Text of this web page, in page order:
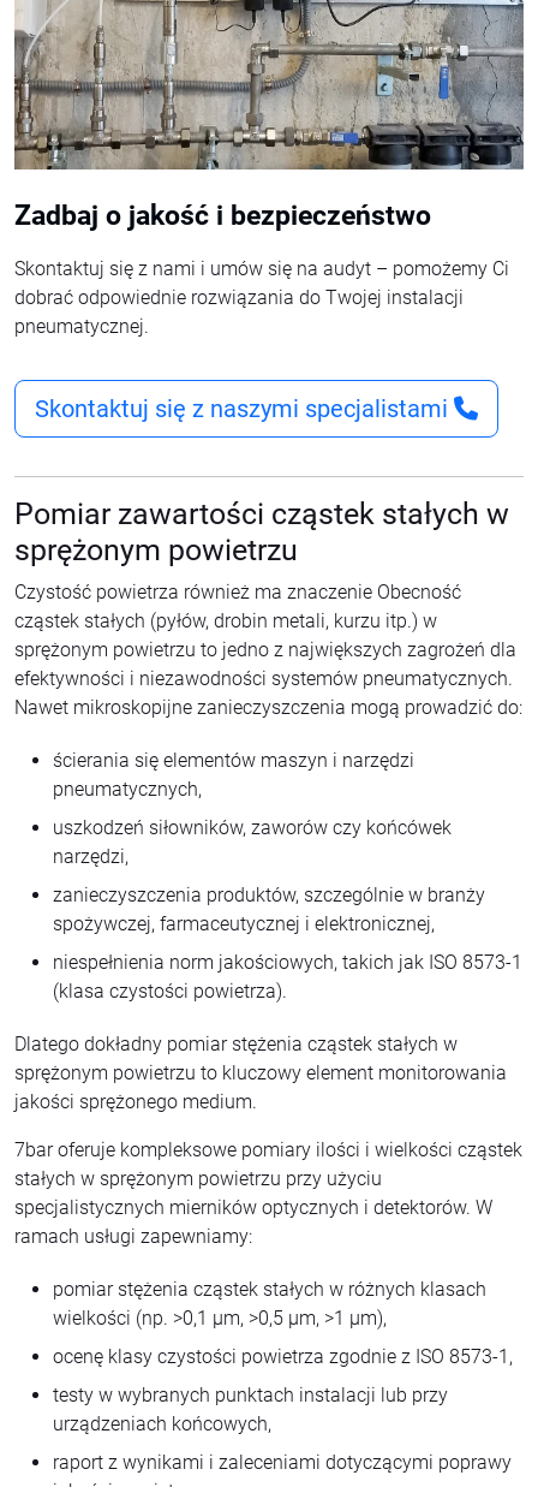
Zadbaj o jakość i bezpieczeństwo
Skontaktuj się z nami i umów się na audyt – pomożemy Ci
dobrać odpowiednie rozwiązania do Twojej instalacji
pneumatycznej.
Skontaktuj się z naszymi specjalistami
Pomiar zawartości cząstek stałych w
sprężonym powietrzu
Czystość powietrza również ma znaczenie Obecność
cząstek stałych (pyłów, drobin metali, kurzu itp.) w
sprężonym powietrzu to jedno z największych zagrożeń dla
efektywności i niezawodności systemów pneumatycznych.
Nawet mikroskopijne zanieczyszczenia mogą prowadzić do:
ścierania się elementów maszyn i narzędzi
pneumatycznych,
uszkodzeń siłowników, zaworów czy końcówek
narzędzi,
zanieczyszczenia produktów, szczególnie w branży
spożywczej, farmaceutycznej i elektronicznej,
niespełnienia norm jakościowych, takich jak ISO 8573-1
(klasa czystości powietrza).
Dlatego dokładny pomiar stężenia cząstek stałych w
sprężonym powietrzu to kluczowy element monitorowania
jakości sprężonego medium.
7bar oferuje kompleksowe pomiary ilości i wielkości cząstek
stałych w sprężonym powietrzu przy użyciu
specjalistycznych mierników optycznych i detektorów. W
ramach usługi zapewniamy:
pomiar stężenia cząstek stałych w różnych klasach
wielkości (np. >0,1 μm, >0,5 μm, >1 μm),
ocenę klasy czystości powietrza zgodnie z ISO 8573-1,
testy w wybranych punktach instalacji lub przy
urządzeniach końcowych,
raport z wynikami i zaleceniami dotyczącymi poprawy